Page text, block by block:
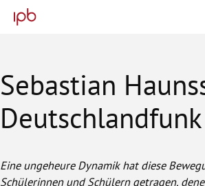
Inhalt
Sebastian
Deutschlandfunk
Eine ungeheure Dynamik hat diese
Schülerinnen und Schülern getragen,